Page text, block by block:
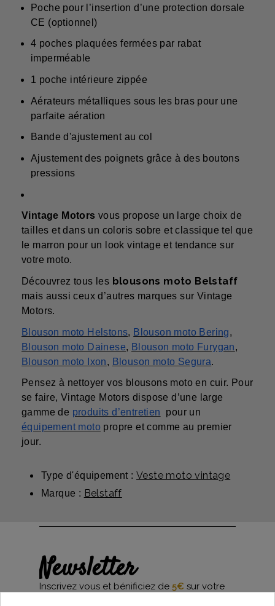
Poche pour l’insertion d’une protection dorsale
CE (optionnel)
4 poches plaquées fermées par rabat
imperméable
1 poche intérieure zippée
Aérateurs métalliques sous les bras pour une
parfaite aération
Bande d'ajustement au col
Ajustement des poignets grâce à des boutons
pressions
Vintage Motors vous propose un large choix de
tailles et dans un coloris sobre et classique tel que
le marron pour un look vintage et tendance sur
votre moto.
Découvrez tous les blousons moto Belstaff
mais aussi ceux d’autres marques sur Vintage
Motors.
Blouson moto Helstons, Blouson moto Bering,
Blouson moto Dainese, Blouson moto Furygan,
Blouson moto Ixon, Blouson moto Segura.
Pensez à nettoyer vos blousons moto en cuir. Pour
se faire, Vintage Motors dispose d’une large
gamme de produits d’entretien pour un
équipement moto propre et comme au premier
jour.
Type d'équipement : Veste moto vintage
Marque : Belstaff
Newsletter
Inscrivez vous et bénificiez de 5€ sur votre